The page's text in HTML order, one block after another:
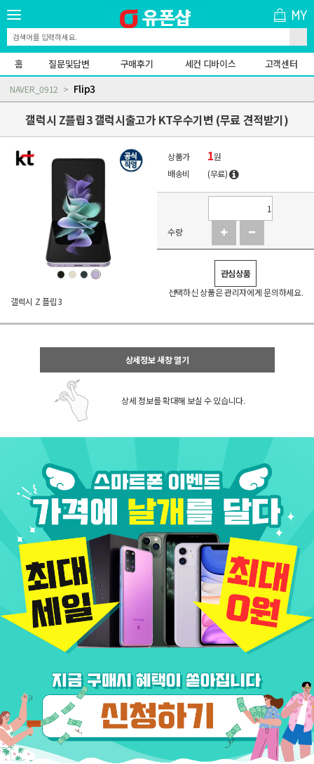
홈 질문및답변 구매후기 세컨 디바이스 고객센터
NAVER_0912 Flip3
갤럭시 Z플립3 갤럭시출고가 KT우수기변 (무료 견적받기)
갤럭시 Z 플립3
상품가 1원
배송비
(무료)
수량
관심상품
선택하신 상품은 관리자에게 문의하세요.
상세정보 새창 열기
상세 정보를 확대해 보실 수 있습니다.